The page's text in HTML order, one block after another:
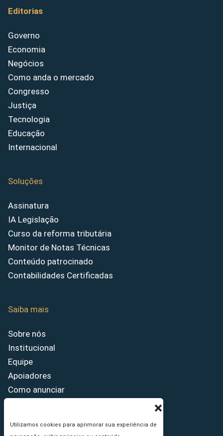
Utilizamos cookies para aprimorar sua experiência de
Editorias
Governo
Economia
Negócios
Como anda o mercado
Congresso
Justiça
Tecnologia
Educação
Internacional
Soluções
Assinatura
IA Legislação
Curso da reforma tributária
Monitor de Notas Técnicas
Conteúdo patrocinado
Contabilidades Certificadas
Saiba mais
Sobre nós
Institucional
Equipe
Apoiadores
Como anunciar